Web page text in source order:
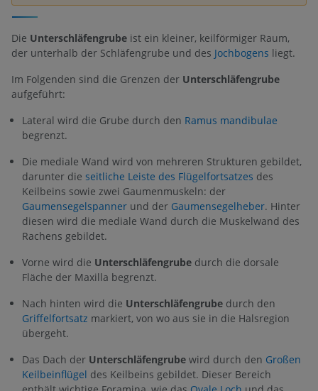
Die Unterschläfengrube ist ein kleiner, keilförmiger Raum,
der unterhalb der Schläfengrube und des Jochbogens liegt.
Im Folgenden sind die Grenzen der Unterschläfengrube
aufgeführt:
Lateral wird die Grube durch den Ramus mandibulae
begrenzt.
Die mediale Wand wird von mehreren Strukturen gebildet,
darunter die seitliche Leiste des Flügelfortsatzes des
Keilbeins sowie zwei Gaumenmuskeln: der
Gaumensegelspanner und der Gaumensegelheber. Hinter
diesen wird die mediale Wand durch die Muskelwand des
Rachens gebildet.
Vorne wird die Unterschläfengrube durch die dorsale
Fläche der Maxilla begrenzt.
Nach hinten wird die Unterschläfengrube durch den
Griffelfortsatz markiert, von wo aus sie in die Halsregion
übergeht.
Das Dach der Unterschläfengrube wird durch den Großen
Keilbeinflügel des Keilbeins gebildet. Dieser Bereich